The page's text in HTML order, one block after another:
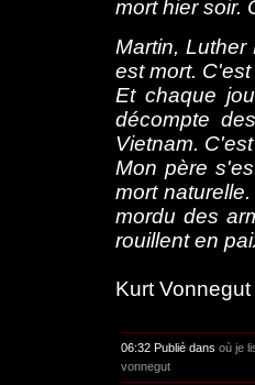
mort hier soir.
Martin, Luther
est mort. C'est
Et chaque
décompte
Vietnam.
Mon père
mort
mordu des
rouillent en
Kurt
06:32 Publié dans où je
vonnegut